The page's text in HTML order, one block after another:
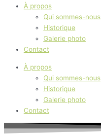
À propos
Qui sommes-nous
Historique
Galerie photo
Contact
À propos
Qui sommes-nous
Historique
Galerie photo
Contact